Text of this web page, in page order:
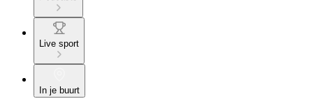
Live sport
In je buurt